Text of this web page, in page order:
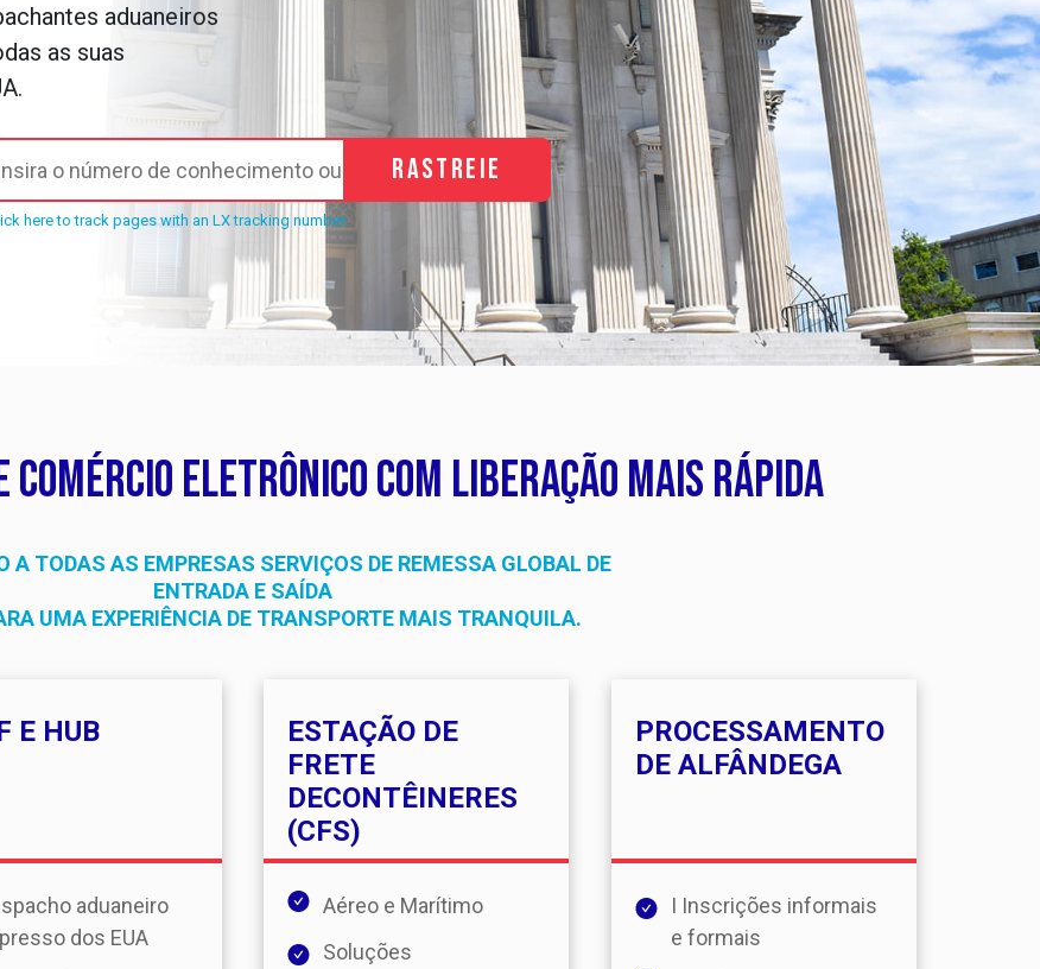
aduaneiros
as suas
Rastreie
here to track pages with an LX tracking number.
comércio eletrônico com liberação mais rápida
A TODAS AS EMPRESAS SERVIÇOS DE REMESSA GLOBAL DE
ENTRADA E SAÍDA
UMA EXPERIÊNCIA DE TRANSPORTE MAIS TRANQUILA.
E HUB
aduaneiro
dos EUA
ESTAÇÃO DE
FRETE
DECONTÊINERES
(CFS)
Aéreo e Marítimo
Soluções
PROCESSAMENTO
DE ALFÂNDEGA
I Inscrições informais
e formais